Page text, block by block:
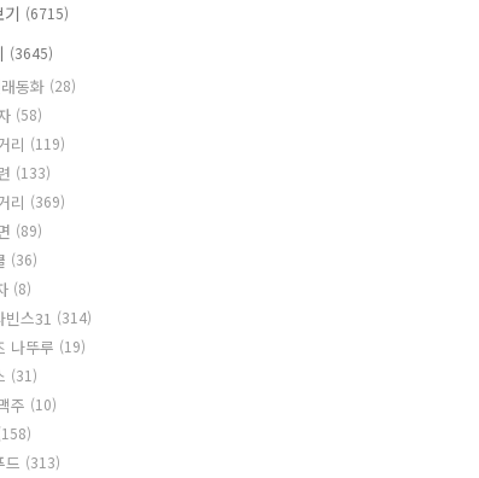
(6715)
(3645)
동화 (28)
(58)
리 (119)
(133)
리 (369)
(89)
(36)
(8)
빈스31 (314)
나뚜루 (19)
(31)
주 (10)
드 (313)